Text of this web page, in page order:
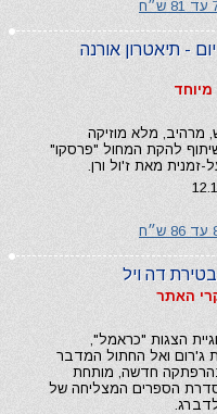
מסביב לעולם ב-80 יום - תיאטרון אורנה
מרהיב, מלא מוזיקה
להקת המחול "פרסקו"
מאת ז'ול ורן.
האתר
הצגות "כראמל",
ג'רום ואל החתול המדבר
חדשה, מותחת
הספרים המצליחה של